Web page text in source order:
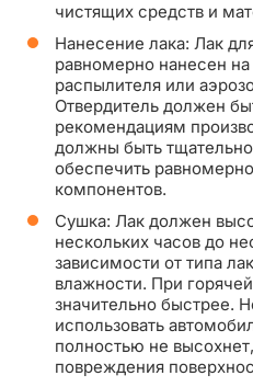
чистящих средств и
Нанесение лака: Лак
равномерно нанесен
распылителя или
Отвердитель должен
рекомендациям
должны быть
обеспечить
компонентов.
Сушка: Лак должен
нескольких часов до
зависимости от типа
влажности. При горячей
значительно быстрее.
использовать
полностью не
повреждения